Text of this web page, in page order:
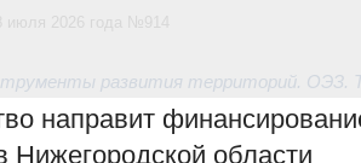
развития территорий. ОЭЗ.
направит
Нижегородской области